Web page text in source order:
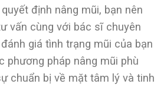
định nâng mũi, bạn nên
vấn cùng với bác sĩ chuyên
giá tình trạng mũi của bạn
phương pháp nâng mũi phù
chuẩn bị về mặt tâm lý và tinh